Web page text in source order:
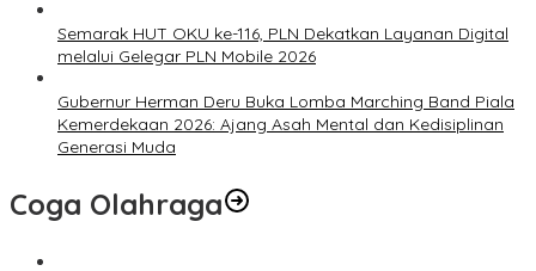
Semarak HUT OKU ke-116, PLN Dekatkan Layanan Digital
melalui Gelegar PLN Mobile 2026
Gubernur Herman Deru Buka Lomba Marching Band Piala
Kemerdekaan 2026: Ajang Asah Mental dan Kedisiplinan
Generasi Muda
Coga Olahraga